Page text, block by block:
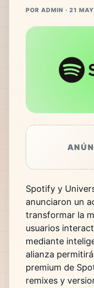
POR ADMIN · 21
Spotify y
anunciaron un
transformar la
usuarios
mediante
alianza
premium de
remixes y